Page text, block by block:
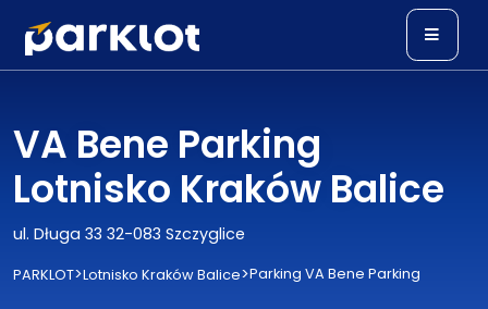
VA Bene Parking
Lotnisko Kraków Balice
ul. Długa 33 32-083 Szczyglice
PARKLOT>Lotnisko Kraków Balice>Parking VA Bene Parking